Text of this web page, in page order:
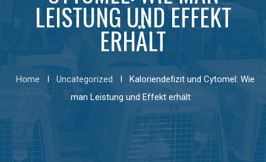
LEISTUNG UND EFFEKT
ERHÄLT
Home I Uncategorized I
Kaloriendefizit und Cytomel: Wie
man Leistung und Effekt erhält